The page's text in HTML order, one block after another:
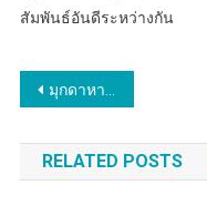
สัมพันธ์อันดีระหว่างกัน
แนะแนว
เรื่อง
มุกดาหาร เจ้าหน้า ปภ.เก็บเงินกว่า 2 หมื่นบาทแจ้งตำรวจ
RELATED POSTS